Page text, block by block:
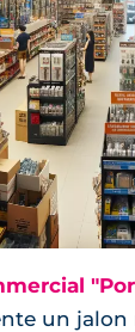
un jalon